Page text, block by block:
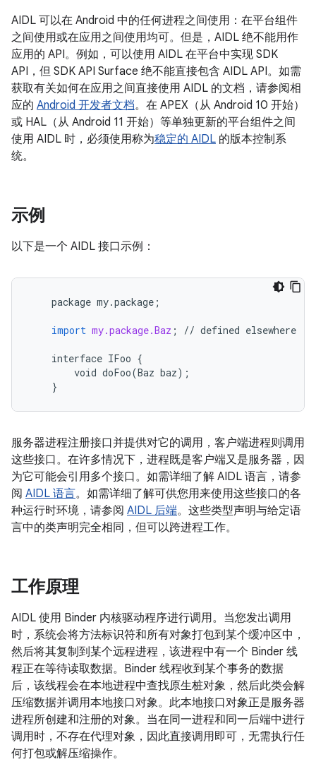
AIDL 可以在 Android 中的任何进程之间使用：在平台组件
之间使用或在应用之间使用均可。但是，AIDL 绝不能用作
应用的 API。例如，可以使用 AIDL 在平台中实现 SDK
API，但 SDK API Surface 绝不能直接包含 AIDL API。如需
获取有关如何在应用之间直接使用 AIDL 的文档，请参阅相
应的 Android 开发者文档。在 APEX（从 Android 10 开始）
或 HAL（从 Android 11 开始）等单独更新的平台组件之间
使用 AIDL 时，必须使用称为稳定的 AIDL 的版本控制系
统。
示例
以下是一个 AIDL 接口示例：
package my.package ;
import my.package.Baz ; // defined elsewhere
interface IFoo {
void doFoo(Baz baz);
}
服务器进程注册接口并提供对它的调用，客户端进程则调用
这些接口。 在许多情况下，进程既是客户端又是服务器，因
为它可能会引用多个接口。如需详细了解 AIDL 语言，请参
阅 AIDL 语言。如需详细了解可供您用来使用这些接口的各
种运行时环境，请参阅 AIDL 后端。这些类型声明与给定语
言中的类声明完全相同，但可以跨进程工作。
工作原理
AIDL 使用 Binder 内核驱动程序进行调用。当您发出调用
时，系统会将方法标识符和所有对象打包到某个缓冲区中，
然后将其复制到某个远程进程，该进程中有一个 Binder 线
程正在等待读取数据。Binder 线程收到某个事务的数据
后，该线程会在本地进程中查找原生桩对象，然后此类会解
压缩数据并调用本地接口对象。此本地接口对象正是服务器
进程所创建和注册的对象。当在同一进程和同一后端中进行
调用时，不存在代理对象，因此直接调用即可，无需执行任
何打包或解压缩操作。